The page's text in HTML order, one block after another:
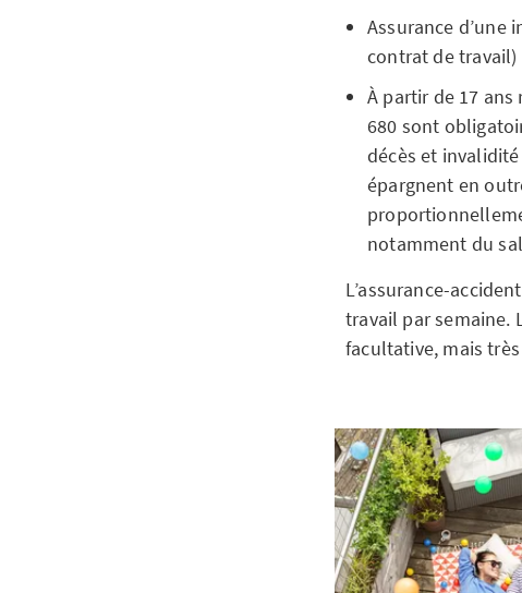
Assurance d’une
contrat de travail)
À partir de 17
680 sont
décès et
épargnent en
notamment du
L’assurance-
travail par semaine.
facultative, mais